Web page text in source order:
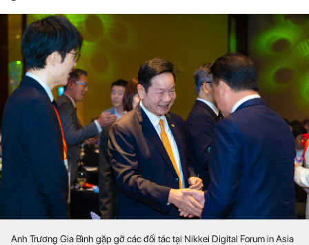
Anh Trương Gia Bình gặp gỡ các đối tác tại Nikkei Digital Forum in Asia